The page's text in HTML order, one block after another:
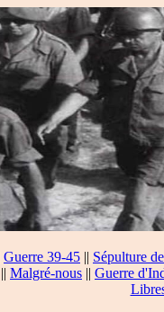
Guerre 39-45 || Sépulture
|| Malgré-nous || Guerre